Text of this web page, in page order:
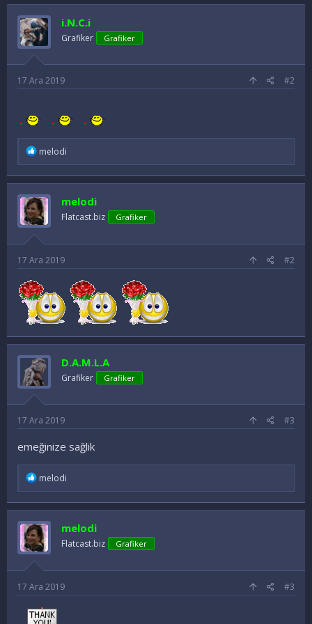
d
e
l
e
r
:
i.N.C.i
Grafiker Grafiker
17 Ara 2019 #2
İ
d
e
e
r
:
melodi
melodi
Flatcast.biz Grafiker
17 Ara 2019 #2
D.A.M.L.A
Grafiker Grafiker
17 Ara 2019 #3
emeğinize sağlik
İ
d
e
e
r
:
melodi
melodi
Flatcast.biz Grafiker
17 Ara 2019 #3